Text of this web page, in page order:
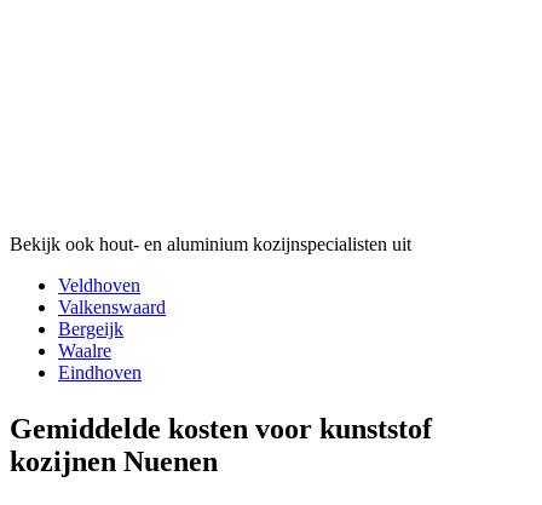
Bekijk ook hout- en aluminium kozijnspecialisten uit
Veldhoven
Valkenswaard
Bergeijk
Waalre
Eindhoven
Gemiddelde kosten voor kunststof
kozijnen Nuenen